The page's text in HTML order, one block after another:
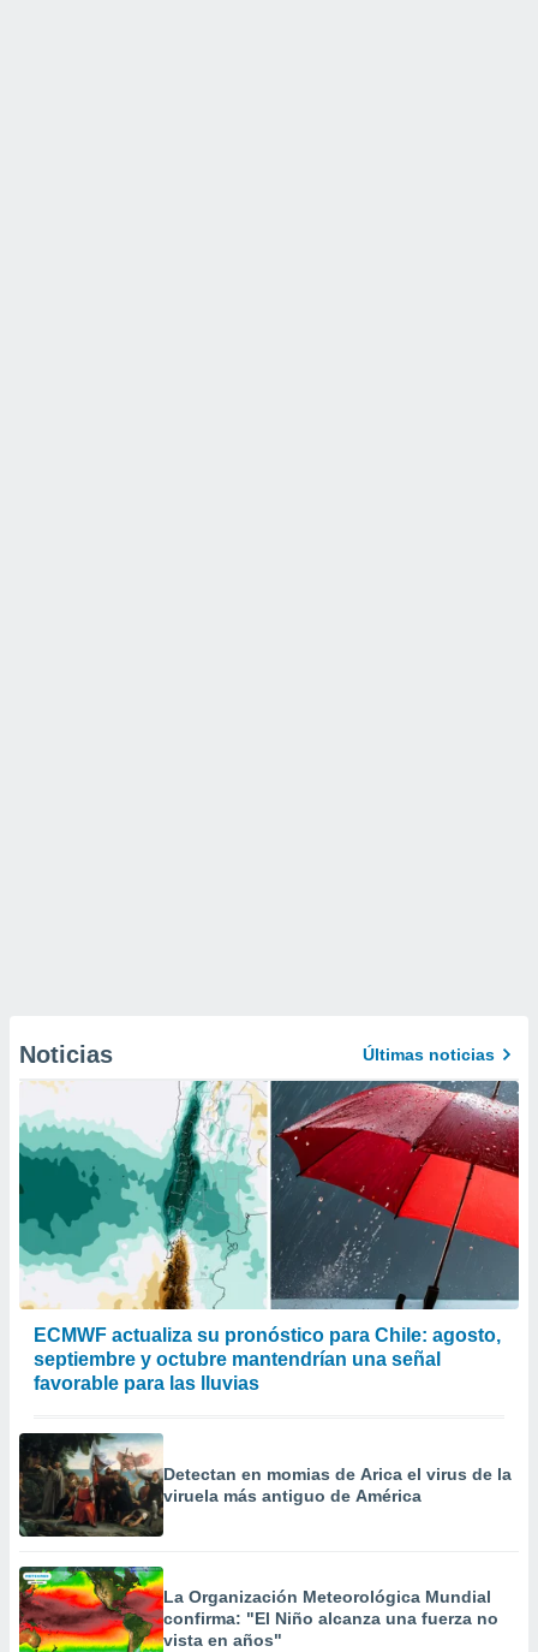
Noticias Últimas noticias
ECMWF actualiza su pronóstico para Chile: agosto,
septiembre y octubre mantendrían una señal
favorable para las lluvias
Detectan en momias de Arica el virus de la
viruela más antiguo de América
La Organización Meteorológica Mundial
confirma: "El Niño alcanza una fuerza no
vista en años"